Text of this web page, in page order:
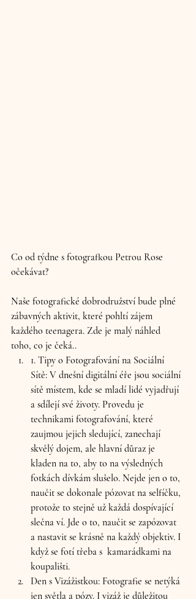
Co od týdne s fotografkou Petrou Rose
očekávat?
Naše fotografické dobrodružství bude plné
zábavných aktivit, které pohltí zájem
každého teenagera. Zde je malý náhled
toho, co je čeká..
1. Tipy o Fotografování na Sociální
Sítě: V dnešní digitální éře jsou sociální
sítě místem, kde se mladí lidé vyjadřují
a sdílejí své životy. Provedu je
technikami fotografování, které
zaujmou jejich sledující, zanechají
skvělý dojem, ale hlavní důraz je
kladen na to, aby to na výsledných
fotkách dívkám slušelo. Nejde jen o to,
naučit se dokonale pózovat na selfíčku,
protože to stejně už každá dospívající
slečna ví. Jde o to, naučit se zapózovat
a nastavit se krásně na každý objektiv. I
když se fotí třeba s  kamarádkami na
koupališti.
Den s Vizážistkou: Fotografie se netýká
jen světla a pózy. I vizáž je důležitou